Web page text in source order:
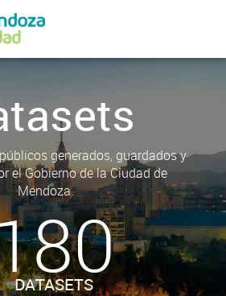
generados, guardados y
el Gobierno de la Ciudad de
Mendoza.
DATASETS